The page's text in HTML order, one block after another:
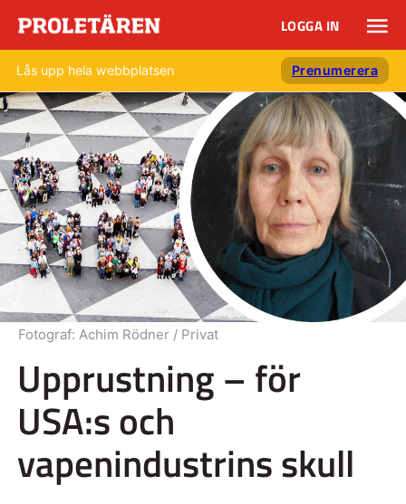
LOGGA IN
Lås upp hela webbplatsen Prenumerera
Upprustning – för
USA:s och
vapenindustrins skull
Fotograf: Achim Rödner / Privat